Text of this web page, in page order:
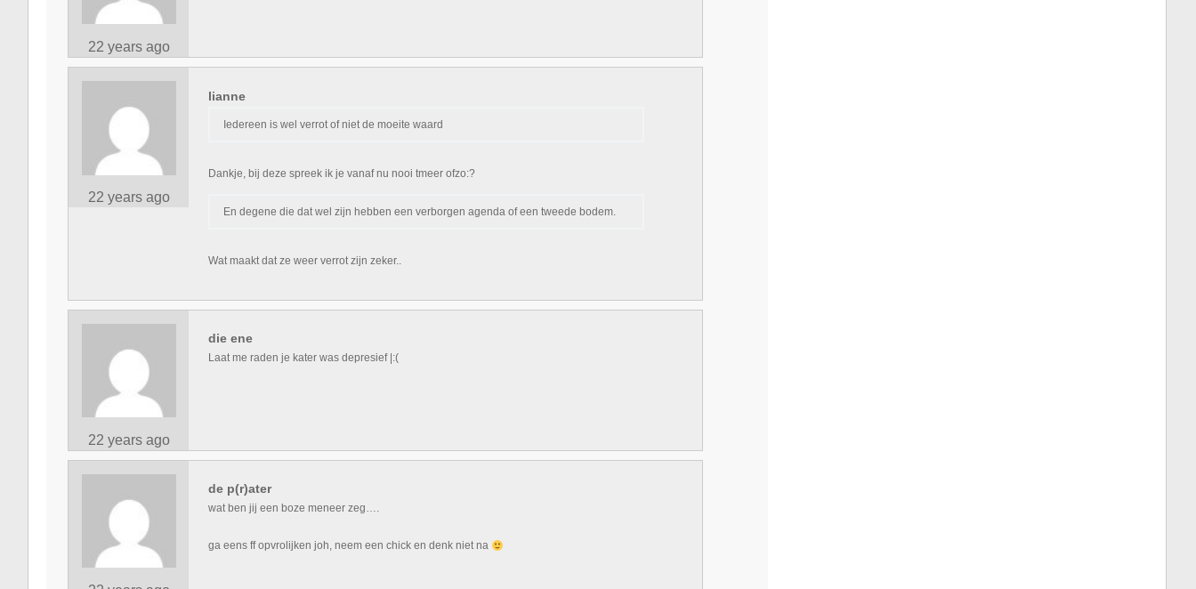
22 years ago
22 years ago
lianne
Iedereen is wel verrot of niet de moeite waard
Dankje, bij deze spreek ik je vanaf nu nooi tmeer ofzo:?
En degene die dat wel zijn hebben een verborgen agenda of een tweede bodem.
Wat maakt dat ze weer verrot zijn zeker..
22 years ago
die ene
Laat me raden je kater was depresief |:(
de p(r)ater
wat ben jij een boze meneer zeg….
ga eens ff opvrolijken joh, neem een chick en denk niet na